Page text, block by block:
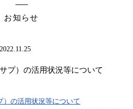
お知らせ
2022.11.25
プ）の活用状況等について
）の活用状況等について